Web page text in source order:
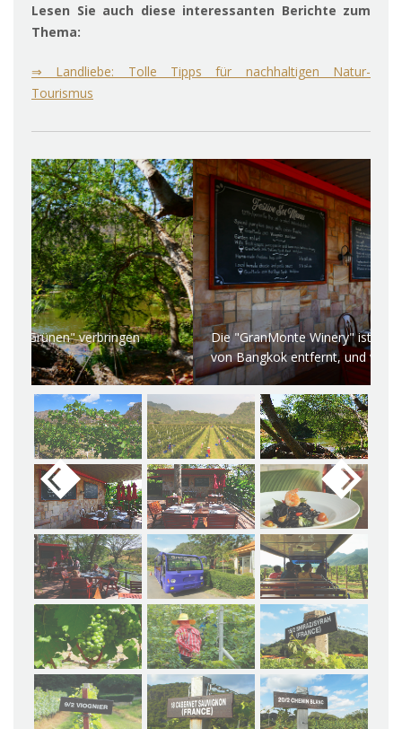
Lesen Sie auch diese interessanten Berichte zum
Thema:
⇒ Landliebe: Tolle Tipps für nachhaltigen Natur-
Tourismus
Die "GranMonte Winery" ist nur etwa 2,5 Stunden
von Bangkok entfernt, und wer hier einkehrt...